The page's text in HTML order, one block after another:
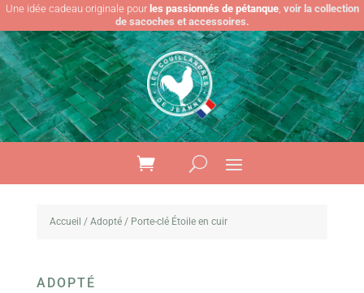
Une idée cadeau originale pour les passionnés de pétanque, voir la collection
de sacoches et accessoires.
Accueil / Adopté/ Porte-clé Étoile en cuir
ADOPTÉ